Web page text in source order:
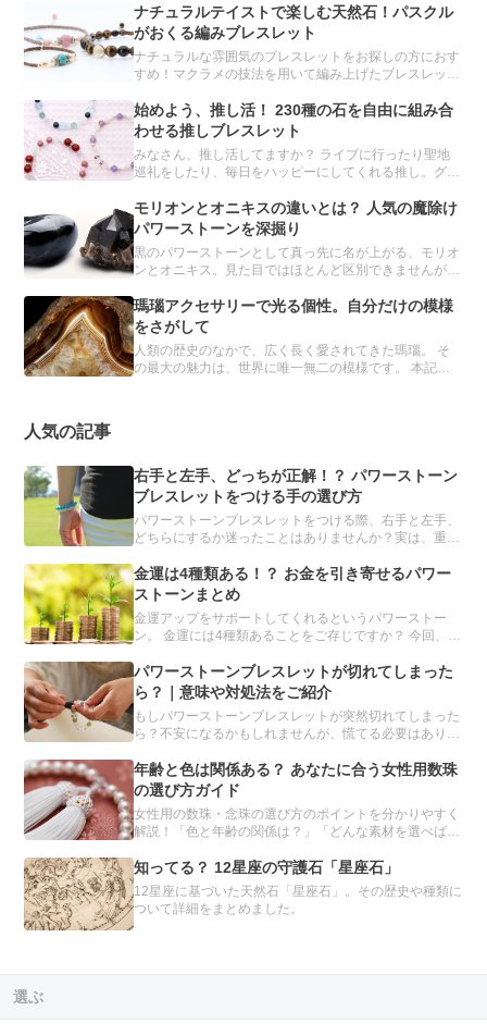
ナチュラルテイストで楽しむ天然石！パスクル
がおくる編みブレスレット
ナチュラルな雰囲気のブレスレットをお探しの方におす
すめ！マクラメの技法を用いて編み上げたブレスレット
始めよう、推し活！ 230種の石を自由に組み合
わせる推しブレスレット
みなさん、推し活してますか？ ライブに行ったり聖地
巡礼をしたり、毎日をハッピーにしてくれる推し。グッ
イドでも、推しブレスレットを簡単につくることができ
るんです。
モリオンとオニキスの違いとは？ 人気の魔除け
パワーストーンを深掘り
黒のパワーストーンとして真っ先に名が上がる、モリオ
ンとオニキス。見た目ではほとんど区別できませんが、
の力をもつと信じられ、パワーストーンブレスレットに
は欠かせない存在です。
瑪瑙アクセサリーで光る個性。自分だけの模様
をさがして
人類の歴史のなかで、広く長く愛されてきた瑪瑙。 そ
の最大の魅力は、世界に唯一無二の模様です。 本記事
人気の記事
右手と左手、どっちが正解！？ パワーストーン
ブレスレットをつける手の選び方
パワーストーンブレスレットをつける際、右手と左手、
どちらにするか迷ったことはありませんか？実は、重要
手、それぞれに適したパワーストーンを解説します。
金運は4種類ある！？ お金を引き寄せるパワー
ストーンまとめ
金運アップをサポートしてくれるというパワーストー
ン。 金運には4種類あることをご存じですか？ 今回、誰
を、目的別にまとめました。「金運を上げたい」と願う
人は必読です。
パワーストーンブレスレットが切れてしまった
ら？｜意味や対処法をご紹介
もしパワーストーンブレスレットが突然切れてしまった
ら？不安になるかもしれませんが、慌てる必要はありま
や、切れたときの対処方法について、分かりやすくご紹
介します。
年齢と色は関係ある？ あなたに合う女性用数珠
の選び方ガイド
女性用の数珠・念珠の選び方のポイントを分かりやすく
解説！「色と年齢の関係は？」「どんな素材を選べばい
ったりの数珠を見つけるお手伝いをします。自分だけの
数珠をオーダーメイドできるサービスも。
知ってる？ 12星座の守護石「星座石」
12星座に基づいた天然石「星座石」。その歴史や種類に
ついて詳細をまとめました。
選ぶ